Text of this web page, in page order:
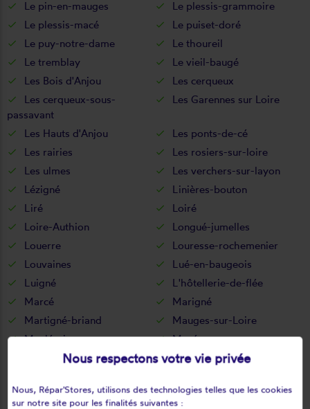
Le pin-en-mauges
Le plessis-grammoire
Le plessis-macé
Le puiset-doré
Le puy-notre-dame
Le thoureil
Le tremblay
Le vieil-baugé
Les Bois d'Anjou
Les cerqueux
Les cerqueux-sous-
passavant
Les Garennes sur Loire
Les Hauts d'Anjou
Les ponts-de-cé
Les rairies
Les rosiers-sur-loire
Les ulmes
Les verchers-sur-layon
Lézigné
Linières-bouton
Liré
Loiré
Loire-Authion
Longué-jumelles
Louerre
Louresse-rochemenier
Louvaines
Lué-en-baugeois
Luigné
L'hôtellerie-de-flée
Marcé
Marigné
Martigné-briand
Mauges-sur-Loire
Maulévrier
Mazé
Mazé-Millon
Mazières-en-mauges
Melay
Méon
Nous respectons votre vie privée
Nous, Répar'Stores, utilisons des technologies telles que les cookies
sur notre site pour les finalités suivantes :